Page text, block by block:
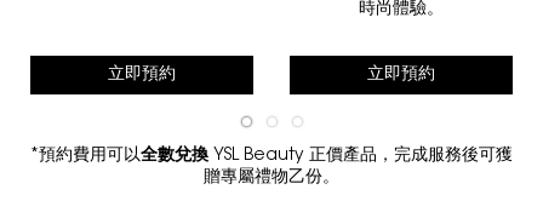
立即預約
時尚體驗。
立即預約
*預約費用可以全數兌換 YSL Beauty 正價產品，完成服務後可獲
贈專屬禮物乙份。